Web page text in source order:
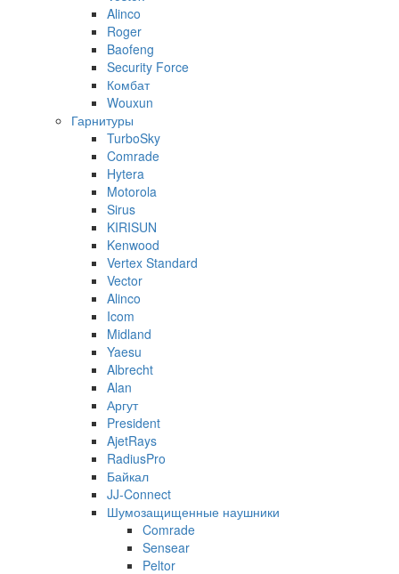
Alinco
Roger
Baofeng
Security Force
Комбат
Wouxun
Гарнитуры
TurboSky
Comrade
Hytera
Motorola
Sirus
KIRISUN
Kenwood
Vertex Standard
Vector
Alinco
Icom
Midland
Yaesu
Albrecht
Alan
Аргут
President
AjetRays
RadiusPro
Байкал
JJ-Connect
Шумозащищенные наушники
Comrade
Sensear
Peltor